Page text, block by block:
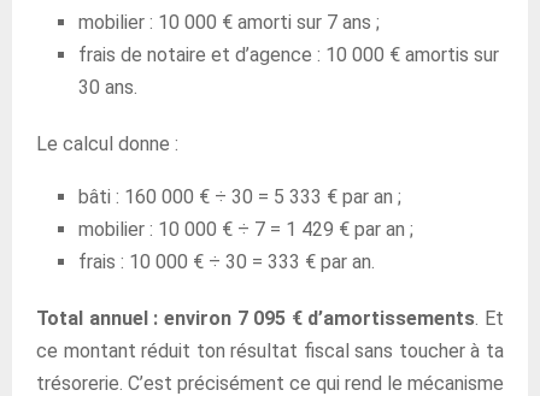
mobilier : 10 000 € amorti sur 7 ans ;
frais de notaire et d’agence : 10 000 € amortis sur
30 ans.
Le calcul donne :
bâti : 160 000 € ÷ 30 = 5 333 € par an ;
mobilier : 10 000 € ÷ 7 = 1 429 € par an ;
frais : 10 000 € ÷ 30 = 333 € par an.
Total annuel : environ 7 095 € d’amortissements. Et
ce montant réduit ton résultat fiscal sans toucher à ta
trésorerie. C’est précisément ce qui rend le mécanisme